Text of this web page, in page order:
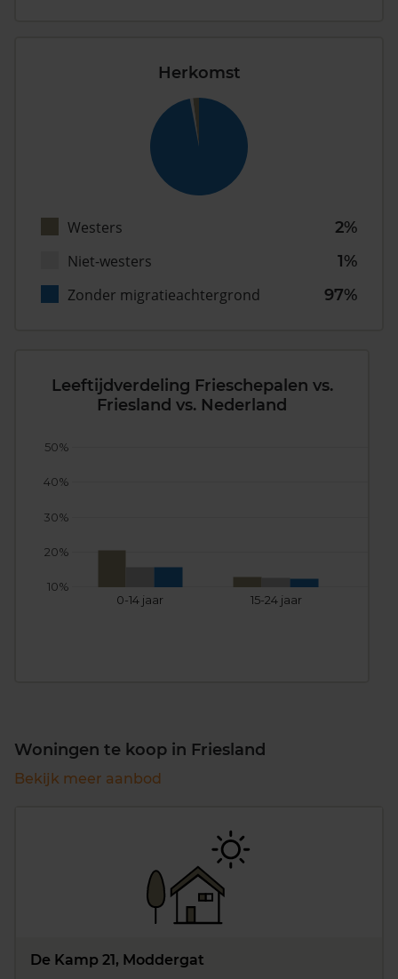
Herkomst
Westers
2%
Niet-westers
1%
Zonder migratieachtergrond
97%
Leeftijdverdeling Frieschepalen vs.
Friesland vs. Nederland
0-14 jaar 15-24 jaar
10%
20%
30%
40%
50%
Woningen te koop in Friesland
Bekijk meer aanbod
De Kamp 21, Moddergat